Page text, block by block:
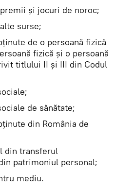
şi jocuri de noroc;
surse;
de o persoană fizică
fizică şi o persoană
titlului II şi III din Codul
de sănătate;
din România de
din transferul
patrimoniul personal;
mediu.